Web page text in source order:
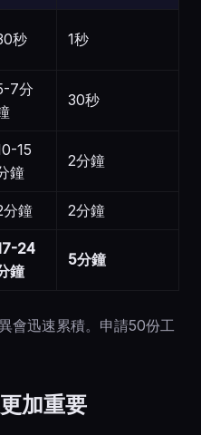
秒 1秒
7分
30秒
15
鐘
2分鐘
分鐘 2分鐘
24
鐘
5分鐘
會迅速累積。申請50份工
加重要